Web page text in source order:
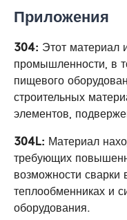
Приложения
304: Этот материал
промышленности, в
пищевого
строительных
элементов,
304L: Материал
требующих
возможности сварки
теплообменниках и
оборудования.